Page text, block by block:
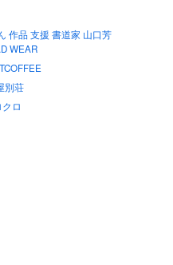
作品 支援 書道家 山口芳
WEAR
別荘
ロ